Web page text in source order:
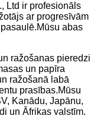
Ltd ir profesionāls
ar progresīvām
abas
ražošanas pieredzi
un papīra
ražošanā labā
prasības.Mūsu
Kanādu, Japānu,
un Āfrikas valstīm.